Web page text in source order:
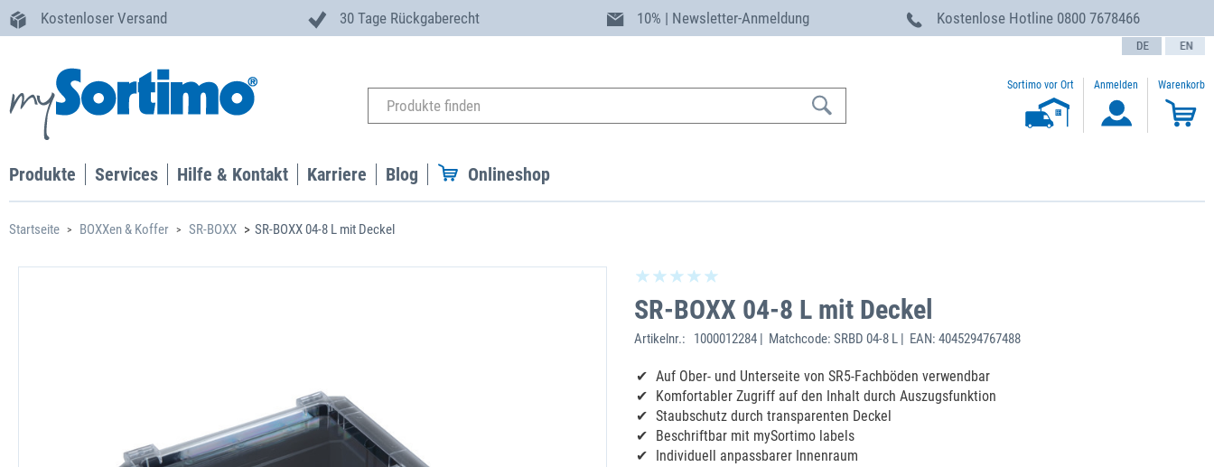
Kostenloser Versand 30 Tage Rückgaberecht 10% | Newsletter-Anmeldung Kostenlose Hotline 0800 7678466
text.language
Sortimo vor Ort Anmelden Warenkorb
Produkte Services Hilfe & Kontakt Karriere Blog Onlineshop
Startseite BOXXen & Koffer SR-BOXX SR-BOXX 04-8 L mit Deckel
SR-BOXX 04-8 L mit Deckel
Artikelnr.: 1000012284 | Matchcode: SRBD 04-8 L | EAN: 4045294767488
Auf Ober- und Unterseite von SR5-Fachböden verwendbar
Komfortabler Zugriff auf den Inhalt durch Auszugsfunktion
Staubschutz durch transparenten Deckel
Beschriftbar mit mySortimo labels
Individuell anpassbarer Innenraum